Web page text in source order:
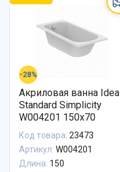
-28%
Акриловая ванна Ideal
Standard Simplicity
W004201 150x70
Код товара: 23473
Артикул: W004201
Длина: 150